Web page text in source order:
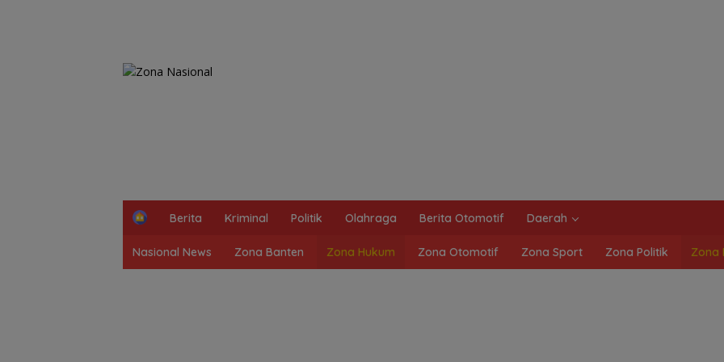
H
m
e
Berita Kriminal Politik Olahraga Berita Otomotif Daerah
Nasional News Zona Banten Zona Hukum Zona Otomotif Zona Sport Zona Politik Zona